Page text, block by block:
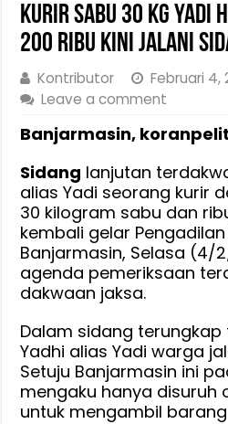
Kurir Sabu 30 Kg Yadi
200 Ribu Kini Jalani
Kontributor Februari 4,
Leave a comment
Banjarmasin,
Sidang lanjutan
alias Yadi seorang kurir
30 kilogram sabu dan
kembali gelar Pengadilan
Banjarmasin, Selasa (4/
agenda pemeriksaan
dakwaan jaksa.
Dalam sidang
Yadhi alias Yadi warga
Setuju Banjarmasin ini
mengaku hanya disuruh
untuk mengambil